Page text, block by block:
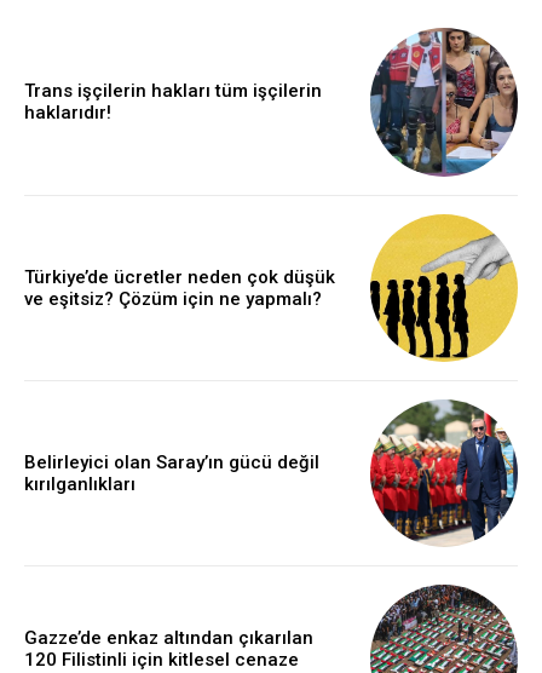
Trans işçilerin hakları tüm işçilerin
haklarıdır!
Türkiye’de ücretler neden çok düşük
ve eşitsiz? Çözüm için ne yapmalı?
Belirleyici olan Saray’ın gücü değil
kırılganlıkları
Gazze’de enkaz altından çıkarılan
120 Filistinli için kitlesel cenaze